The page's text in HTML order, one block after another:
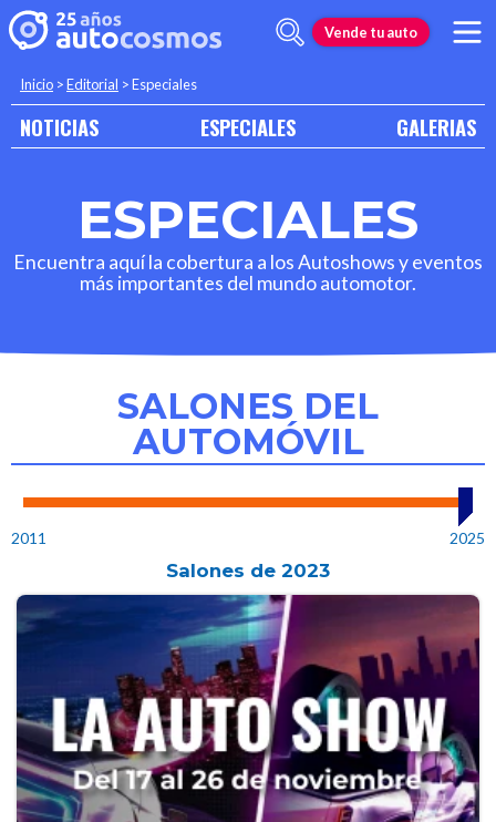
Vende tu auto
Inicio >Editorial >Especiales
NOTICIAS ESPECIALES GALERIAS
ESPECIALES
Encuentra aquí la cobertura a los Autoshows y eventos
más importantes del mundo automotor.
SALONES DEL
AUTOMÓVIL
2011 2025
Salones de 2023